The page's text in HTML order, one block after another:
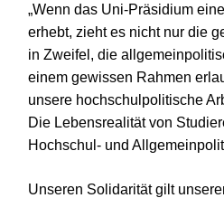
„Wenn das Uni-Präsidium
erhebt, zieht es nicht nur die
in Zweifel, die
einem gewissen Rahmen
unsere hochschulpolitische
Die Lebensrealität von
Hochschul- und
Unseren Solidarität gilt